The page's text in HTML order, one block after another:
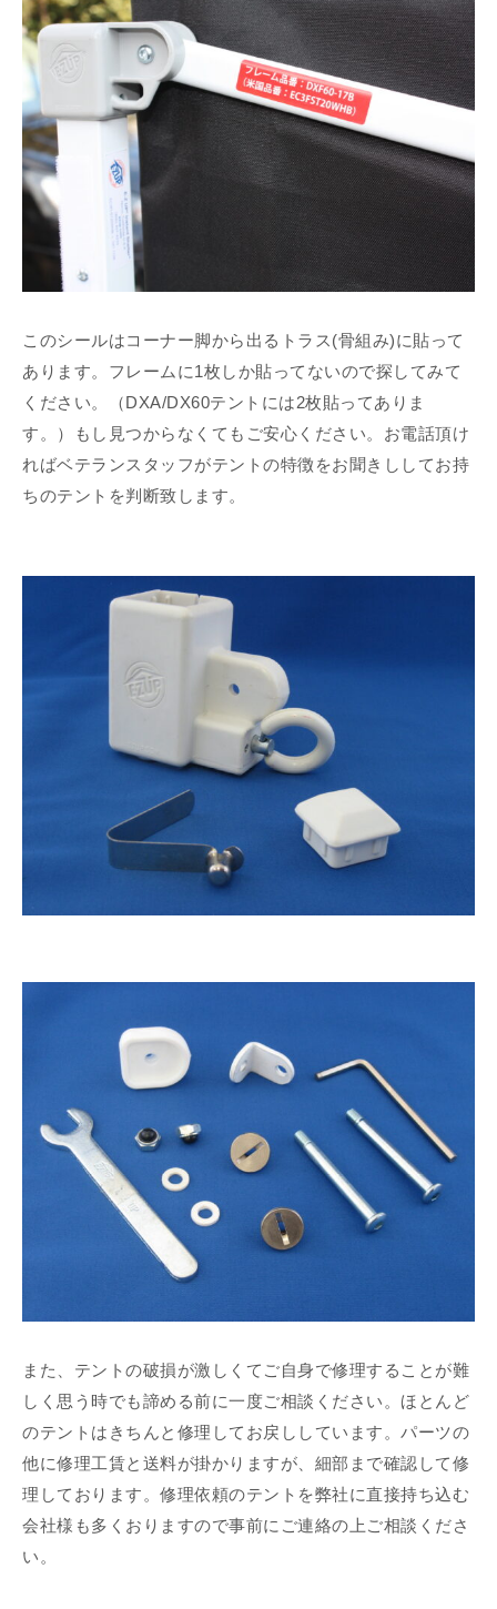
このシールはコーナー脚から出るトラス(骨組み)に貼って
あります。フレームに1枚しか貼ってないので探してみて
ください。（DXA/DX60テントには2枚貼ってありま
す。）もし見つからなくてもご安心ください。お電話頂け
ればベテランスタッフがテントの特徴をお聞きししてお持
ちのテントを判断致します。
また、テントの破損が激しくてご自身で修理することが難
しく思う時でも諦める前に一度ご相談ください。ほとんど
のテントはきちんと修理してお戻ししています。パーツの
他に修理工賃と送料が掛かりますが、細部まで確認して修
理しております。修理依頼のテントを弊社に直接持ち込む
会社様も多くおりますので事前にご連絡の上ご相談くださ
い。